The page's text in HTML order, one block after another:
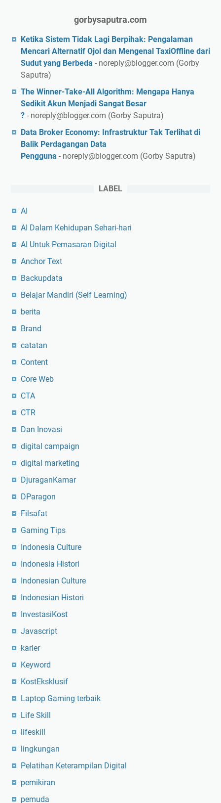
gorbysaputra.com
Ketika Sistem Tidak Lagi Berpihak: Pengalaman
Mencari Alternatif Ojol dan Mengenal TaxiOffline dari
Sudut yang Berbeda - noreply@blogger.com (Gorby
Saputra)
The Winner-Take-All Algorithm: Mengapa Hanya
Sedikit Akun Menjadi Sangat Besar
? - noreply@blogger.com (Gorby Saputra)
Data Broker Economy: Infrastruktur Tak Terlihat di
Balik Perdagangan Data
Pengguna - noreply@blogger.com (Gorby Saputra)
LABEL
AI
AI Dalam Kehidupan Sehari-hari
AI Untuk Pemasaran Digital
Anchor Text
Backupdata
Belajar Mandiri (Self Learning)
berita
Brand
catatan
Content
Core Web
CTA
CTR
Dan Inovasi
digital campaign
digital marketing
DjuraganKamar
DParagon
Filsafat
Gaming Tips
Indonesia Culture
Indonesia Histori
Indonesian Culture
Indonesian Histori
InvestasiKost
Javascript
karier
Keyword
KostEksklusif
Laptop Gaming terbaik
Life Skill
lifeskill
lingkungan
Pelatihan Keterampilan Digital
pemikiran
pemuda